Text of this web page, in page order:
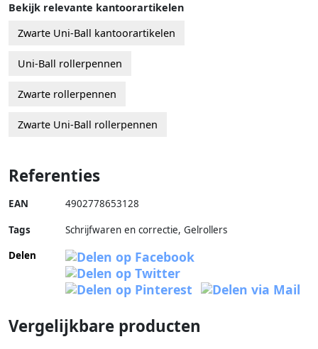
Bekijk relevante kantoorartikelen
Zwarte Uni-Ball kantoorartikelen
Uni-Ball rollerpennen
Zwarte rollerpennen
Zwarte Uni-Ball rollerpennen
Referenties
EAN 4902778653128
Tags
Schrijfwaren en correctie, Gelrollers
Delen
Vergelijkbare producten